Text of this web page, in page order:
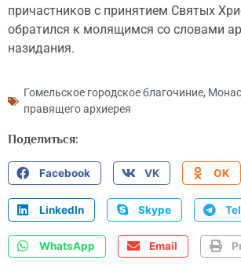
причастников с принятием Святых
обратился к молящимся со словами
назидания.
Гомельское городское благочиние,
правящего архиерея
Поделиться:
Facebook VK OK
LinkedIn Skype
WhatsApp Email